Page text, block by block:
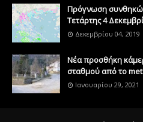
Πρόγνωση
Τετάρτης 4
Δεκεμβρίου 04, 2019
Νέα προσθήκη
σταθμού από το
Ιανουαρίου 29, 2021